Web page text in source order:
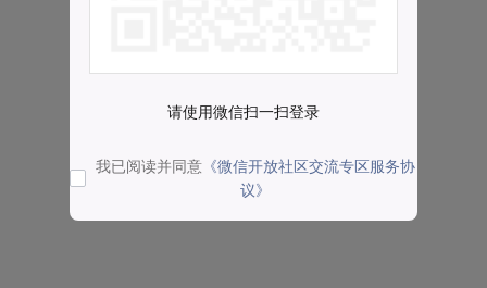
请使用微信扫一扫登录
我已阅读并同意 《微信开放社区交流专区服务协
议》